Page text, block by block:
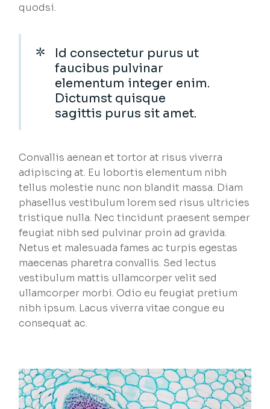
quodsi.
Id consectetur purus ut
faucibus pulvinar
elementum integer enim.
Dictumst quisque
sagittis purus sit amet.
Convallis aenean et tortor at risus viverra
adipiscing at. Eu lobortis elementum nibh
tellus molestie nunc non blandit massa. Diam
phasellus vestibulum lorem sed risus ultricies
tristique nulla. Nec tincidunt praesent semper
feugiat nibh sed pulvinar proin ad gravida.
Netus et malesuada fames ac turpis egestas
maecenas pharetra convallis. Sed lectus
vestibulum mattis ullamcorper velit sed
ullamcorper morbi. Odio eu feugiat pretium
nibh ipsum. Lacus viverra vitae congue eu
consequat ac.